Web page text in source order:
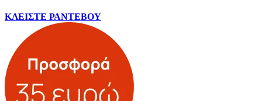
ΚΛΕΙΣΤΕ ΡΑΝΤΕΒΟΥ